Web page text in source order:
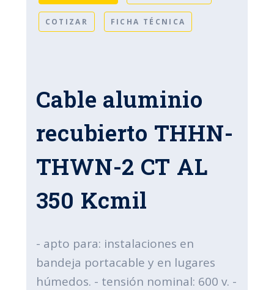
COTIZAR FICHA TÉCNICA
Cable aluminio
recubierto THHN-
THWN-2 CT AL
350 Kcmil
- apto para: instalaciones en
bandeja portacable y en lugares
húmedos. - tensión nominal: 600 v. -